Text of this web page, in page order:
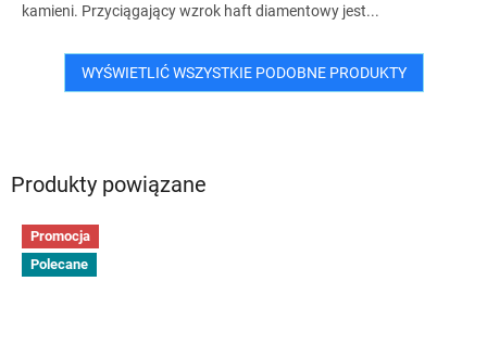
Produkty powiązane
Promocja
Polecane
kamieni. Przyciągający wzrok haft diamentowy jest...
WYŚWIETLIĆ WSZYSTKIE PODOBNE PRODUKTY